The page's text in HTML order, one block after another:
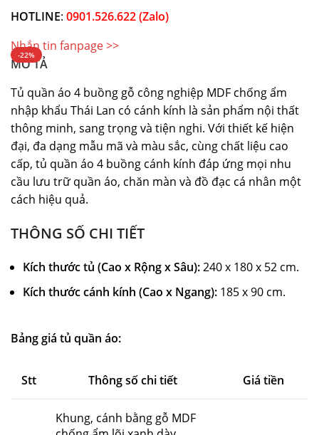
HOTLINE: 0901.526.622 (Zalo)
-22%
Nhắn tin fanpage >>
MÔ TẢ
Tủ quần áo 4 buồng gỗ công nghiệp MDF chống ẩm
nhập khẩu Thái Lan có cánh kính là sản phẩm nội thất
thông minh, sang trọng và tiện nghi. Với thiết kế hiện
đại, đa dạng mẫu mã và màu sắc, cùng chất liệu cao
cấp, tủ quần áo 4 buồng cánh kính đáp ứng mọi nhu
cầu lưu trữ quần áo, chăn màn và đồ đạc cá nhân một
cách hiệu quả.
THÔNG SỐ CHI TIẾT
Kích thước tủ (Cao x Rộng x Sâu):240 x 180 x 52 cm.
Kích thước cánh kính (Cao x Ngang): 185 x 90 cm.
Bảng giá tủ quần áo:
Stt Thông số chi tiết Giá tiền
Khung, cánh bằng gỗ MDF